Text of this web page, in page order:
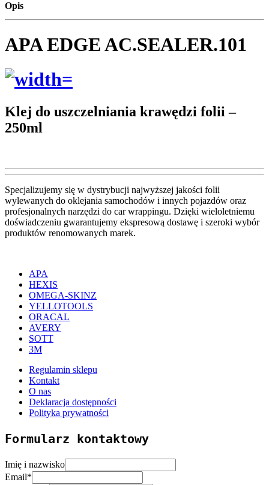
Opis
APA EDGE AC.SEALER.101
Klej do uszczelniania krawędzi folii –
250ml
Specjalizujemy się w dystrybucji najwyższej jakości folii
wylewanych do oklejania samochodów i innych pojazdów oraz
profesjonalnych narzędzi do car wrappingu. Dzięki wieloletniemu
doświadczeniu gwarantujemy ekspresową dostawę i szeroki wybór
produktów renomowanych marek.
APA
HEXIS
OMEGA-SKINZ
YELLOTOOLS
ORACAL
AVERY
SOTT
3M
Regulamin sklepu
Kontakt
O nas
Deklaracja dostępności
Polityka prywatności
Formularz kontaktowy
Imię i nazwisko
Email*